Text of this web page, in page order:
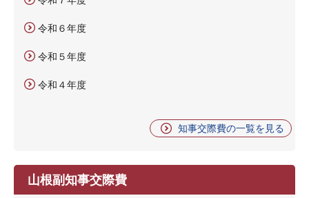
令和６年度
令和５年度
令和４年度
知事交際費の一覧を見る
山根副知事交際費